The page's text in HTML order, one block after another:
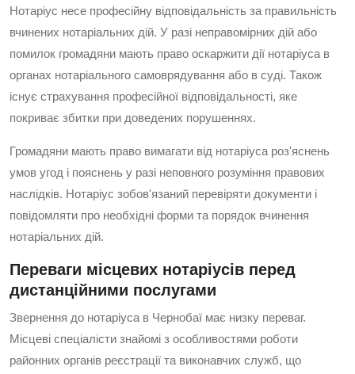
Нотаріус несе професійну відповідальність за правильність
вчинених нотаріальних дій. У разі неправомірних дій або
помилок громадяни мають право оскаржити дії нотаріуса в
органах нотаріального самоврядування або в суді. Також
існує страхування професійної відповідальності, яке
покриває збитки при доведених порушеннях.
Громадяни мають право вимагати від нотаріуса роз'яснень
умов угод і пояснень у разі неповного розуміння правових
наслідків. Нотаріус зобов'язаний перевіряти документи і
повідомляти про необхідні форми та порядок вчинення
нотаріальних дій.
Переваги місцевих нотаріусів перед
дистанційними послугами
Звернення до нотаріуса в Чернобаї має низку переваг.
Місцеві спеціалісти знайомі з особливостями роботи
районних органів реєстрації та виконавчих служб, що